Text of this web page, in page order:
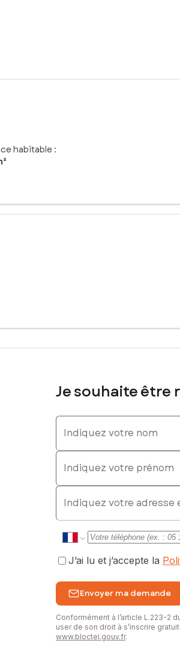
habitable :
unique pour concrétiser un projet
site Géorisques : www.georisques.gouv.fr
Je souhaite être
Indiquez votre nom
Indiquez votre prénom
E-mail
J’ai lu et j’accepte la
Envoyer ma demande
Conformément à l’article L.223-2
user de son droit à s’inscrire
www.bloctel.gouv.fr.